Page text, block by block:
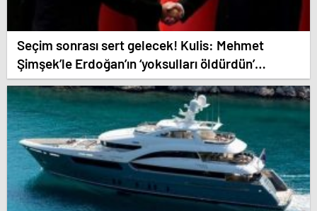
Seçim sonrası sert gelecek! Kulis: Mehmet
Şimşek’le Erdoğan’ın ‘yoksulları öldürdün’
tartışması